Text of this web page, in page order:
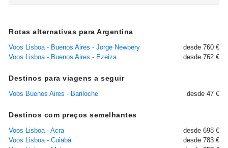
Rotas alternativas para Argentina
Voos Lisboa - Buenos Aires - Jorge Newbery
desde 760 €
Voos Lisboa - Buenos Aires - Ezeiza
desde 762 €
Destinos para viagens a seguir
Voos Buenos Aires - Bariloche desde 47 €
Destinos com preços semelhantes
Voos Lisboa - Acra
desde 698 €
Voos Lisboa - Cuiabá
desde 783 €